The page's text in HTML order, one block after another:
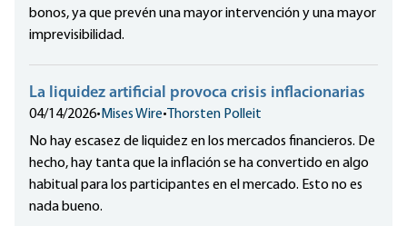
bonos, ya que prevén una mayor intervención y una mayor
imprevisibilidad.
La liquidez artificial provoca crisis inflacionarias
04/14/2026• Mises Wire• Thorsten Polleit
No hay escasez de liquidez en los mercados financieros. De
hecho, hay tanta que la inflación se ha convertido en algo
habitual para los participantes en el mercado. Esto no es
nada bueno.